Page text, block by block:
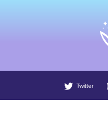
Twitter